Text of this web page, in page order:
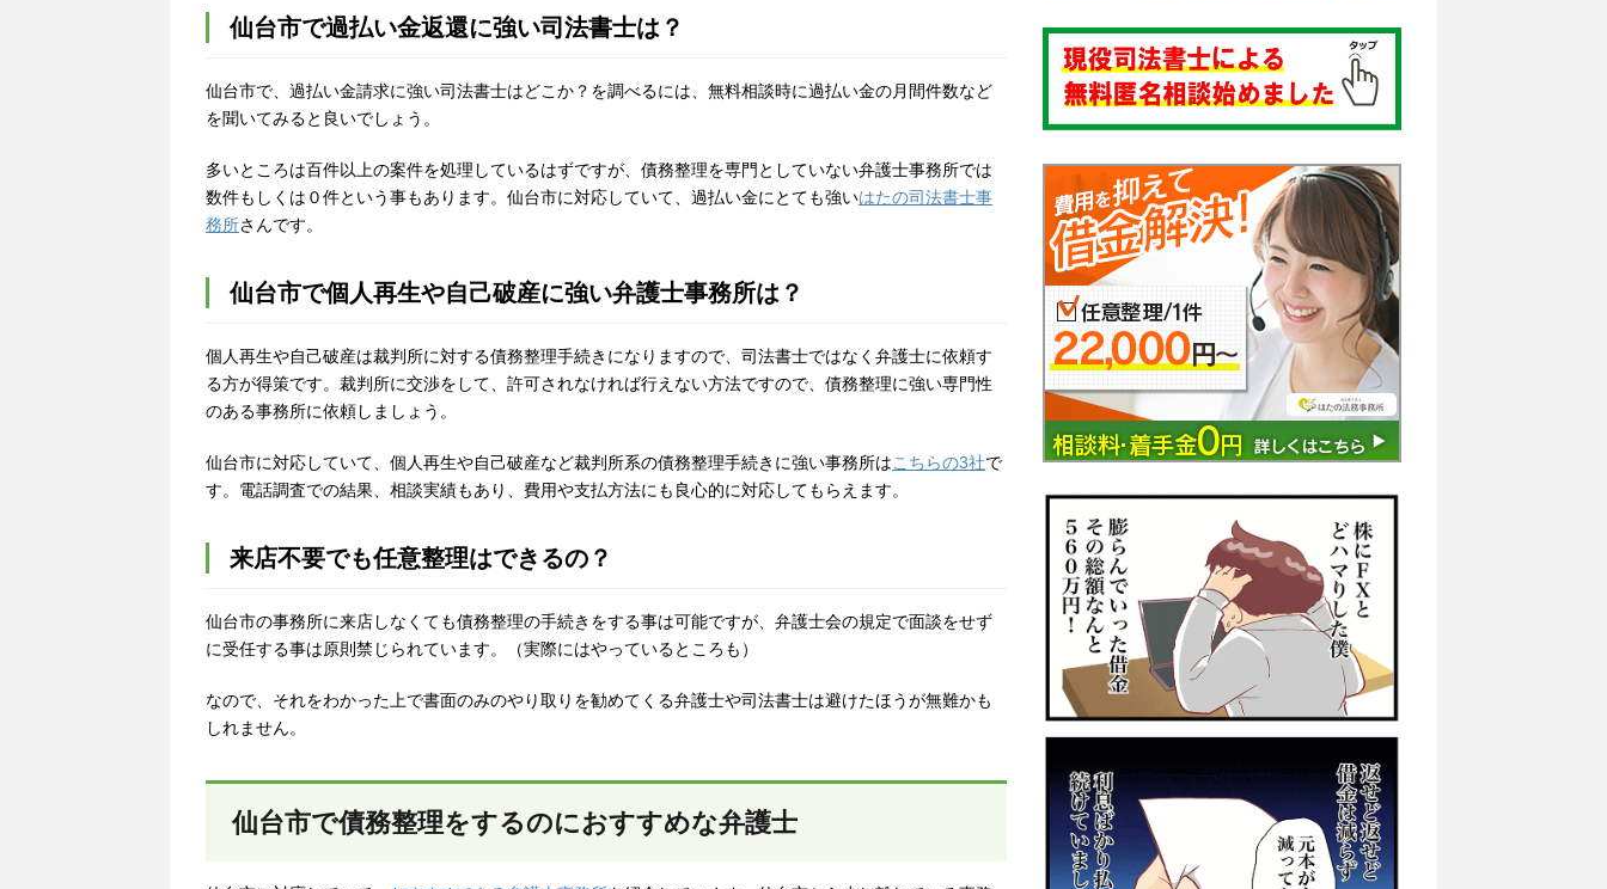
仙台市で過払い金返還に強い司法書士は？
仙台市で、過払い金請求に強い司法書士はどこか？を調べるには、無料相談時に過払い金の月間件数など
を聞いてみると良いでしょう。
多いところは百件以上の案件を処理しているはずですが、債務整理を専門としていない弁護士事務所では
数件もしくは０件という事もあります。仙台市に対応していて、過払い金にとても強いはたの司法書士事
務所さんです。
仙台市で個人再生や自己破産に強い弁護士事務所は？
個人再生や自己破産は裁判所に対する債務整理手続きになりますので、司法書士ではなく弁護士に依頼す
る方が得策です。裁判所に交渉をして、許可されなければ行えない方法ですので、債務整理に強い専門性
のある事務所に依頼しましょう。
仙台市に対応していて、個人再生や自己破産など裁判所系の債務整理手続きに強い事務所はこちらの3社で
す。電話調査での結果、相談実績もあり、費用や支払方法にも良心的に対応してもらえます。
来店不要でも任意整理はできるの？
仙台市の事務所に来店しなくても債務整理の手続きをする事は可能ですが、弁護士会の規定で面談をせず
に受任する事は原則禁じられています。（実際にはやっているところも）
なので、それをわかった上で書面のみのやり取りを勧めてくる弁護士や司法書士は避けたほうが無難かも
しれません。
仙台市で債務整理をするのにおすすめな弁護士